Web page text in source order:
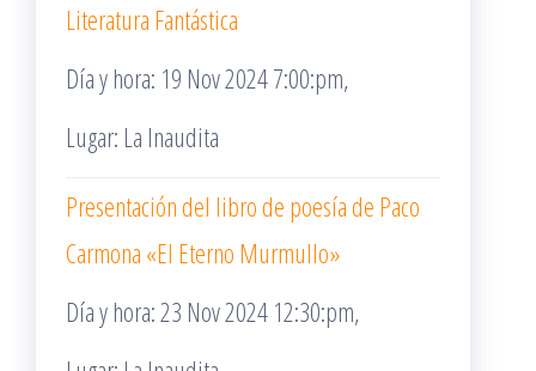
Literatura Fantástica
Día y hora: 19 Nov 2024 7:00:pm,
Lugar: La Inaudita
Presentación del libro de poesía de Paco
Carmona «El Eterno Murmullo»
Día y hora: 23 Nov 2024 12:30:pm,